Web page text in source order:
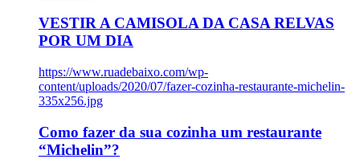
VESTIR A CAMISOLA DA CASA RELVAS
POR UM DIA
https://www.ruadebaixo.com/wp-
content/uploads/2020/07/fazer-cozinha-restaurante-michelin-
335x256.jpg
Como fazer da sua cozinha um restaurante
“Michelin”?